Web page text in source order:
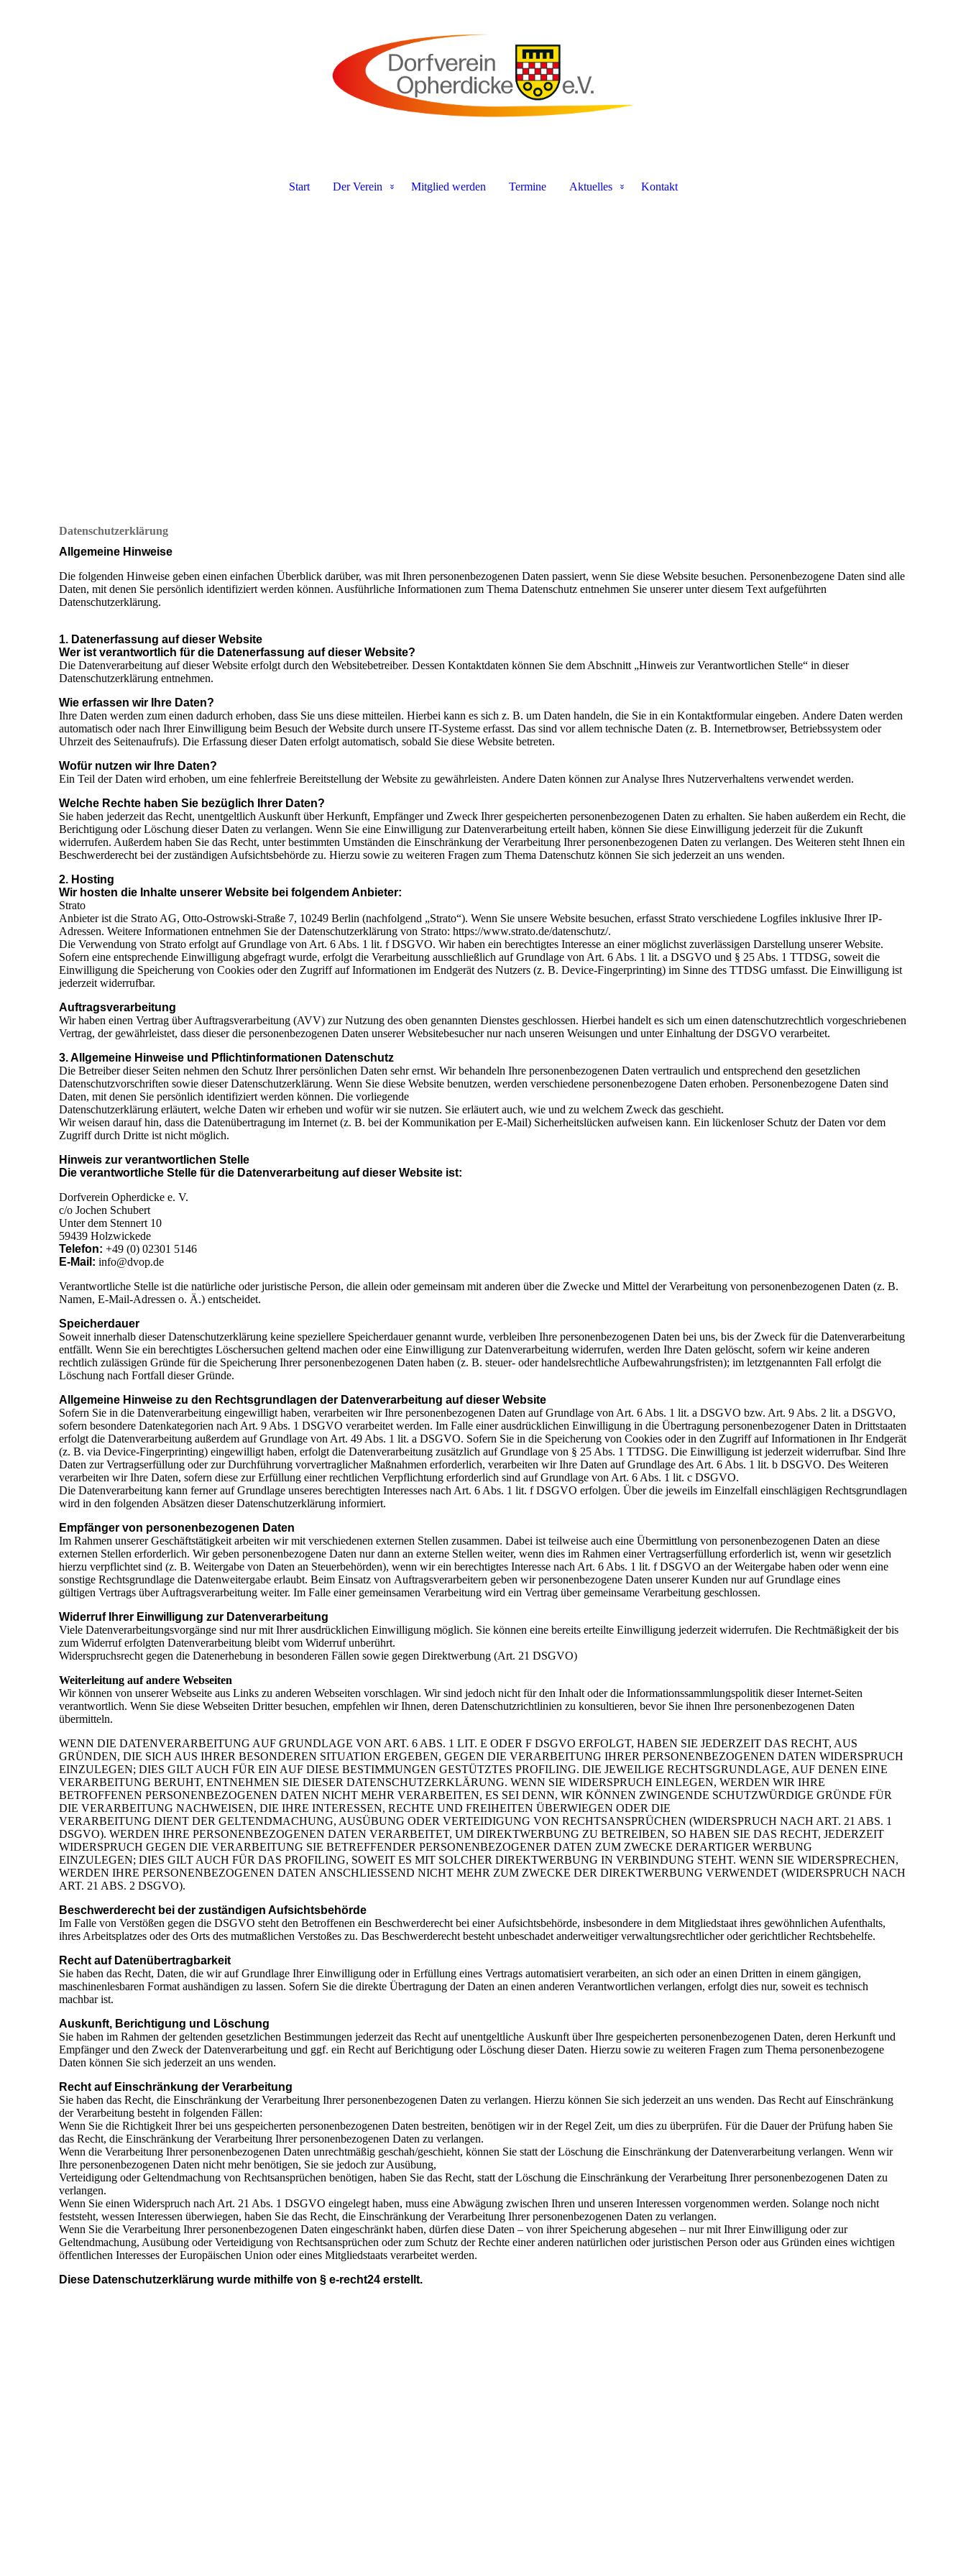
Start Der Verein Mitglied werden Termine Aktuelles Kontakt
Datenschutzerklärung
Allgemeine Hinweise
Die folgenden Hinweise geben einen einfachen Überblick darüber, was mit Ihren personenbezogenen Daten passiert, wenn Sie diese Website besuchen. Personenbezogene Daten sind alle
Daten, mit denen Sie persönlich identifiziert werden können. Ausführliche Informationen zum Thema Datenschutz entnehmen Sie unserer unter diesem Text aufgeführten
Datenschutzerklärung.
1. Datenerfassung auf dieser Website
Wer ist verantwortlich für die Datenerfassung auf dieser Website?
Die Datenverarbeitung auf dieser Website erfolgt durch den Websitebetreiber. Dessen Kontaktdaten können Sie dem Abschnitt „Hinweis zur Verantwortlichen Stelle“ in dieser
Datenschutzerklärung entnehmen.
Wie erfassen wir Ihre Daten?
Ihre Daten werden zum einen dadurch erhoben, dass Sie uns diese mitteilen. Hierbei kann es sich z. B. um Daten handeln, die Sie in ein Kontaktformular eingeben. Andere Daten werden
automatisch oder nach Ihrer Einwilligung beim Besuch der Website durch unsere IT-Systeme erfasst. Das sind vor allem technische Daten (z. B. Internetbrowser, Betriebssystem oder
Uhrzeit des Seitenaufrufs). Die Erfassung dieser Daten erfolgt automatisch, sobald Sie diese Website betreten.
Wofür nutzen wir Ihre Daten?
Ein Teil der Daten wird erhoben, um eine fehlerfreie Bereitstellung der Website zu gewährleisten. Andere Daten können zur Analyse Ihres Nutzerverhaltens verwendet werden.
Welche Rechte haben Sie bezüglich Ihrer Daten?
Sie haben jederzeit das Recht, unentgeltlich Auskunft über Herkunft, Empfänger und Zweck Ihrer gespeicherten personenbezogenen Daten zu erhalten. Sie haben außerdem ein Recht, die
Berichtigung oder Löschung dieser Daten zu verlangen. Wenn Sie eine Einwilligung zur Datenverarbeitung erteilt haben, können Sie diese Einwilligung jederzeit für die Zukunft
widerrufen. Außerdem haben Sie das Recht, unter bestimmten Umständen die Einschränkung der Verarbeitung Ihrer personenbezogenen Daten zu verlangen. Des Weiteren steht Ihnen ein
Beschwerderecht bei der zuständigen Aufsichtsbehörde zu. Hierzu sowie zu weiteren Fragen zum Thema Datenschutz können Sie sich jederzeit an uns wenden.
2. Hosting
Wir hosten die Inhalte unserer Website bei folgendem Anbieter:
Strato
Anbieter ist die Strato AG, Otto-Ostrowski-Straße 7, 10249 Berlin (nachfolgend „Strato“). Wenn Sie unsere Website besuchen, erfasst Strato verschiedene Logfiles inklusive Ihrer IP-
Adressen. Weitere Informationen entnehmen Sie der Datenschutzerklärung von Strato: https://www.strato.de/datenschutz/.
Die Verwendung von Strato erfolgt auf Grundlage von Art. 6 Abs. 1 lit. f DSGVO. Wir haben ein berechtigtes Interesse an einer möglichst zuverlässigen Darstellung unserer Website.
Sofern eine entsprechende Einwilligung abgefragt wurde, erfolgt die Verarbeitung ausschließlich auf Grundlage von Art. 6 Abs. 1 lit. a DSGVO und § 25 Abs. 1 TTDSG, soweit die
Einwilligung die Speicherung von Cookies oder den Zugriff auf Informationen im Endgerät des Nutzers (z. B. Device-Fingerprinting) im Sinne des TTDSG umfasst. Die Einwilligung ist
jederzeit widerrufbar.
Auftragsverarbeitung
Wir haben einen Vertrag über Auftragsverarbeitung (AVV) zur Nutzung des oben genannten Dienstes geschlossen. Hierbei handelt es sich um einen datenschutzrechtlich vorgeschriebenen
Vertrag, der gewährleistet, dass dieser die personenbezogenen Daten unserer Websitebesucher nur nach unseren Weisungen und unter Einhaltung der DSGVO verarbeitet.
3. Allgemeine Hinweise und Pflichtinformationen Datenschutz
Die Betreiber dieser Seiten nehmen den Schutz Ihrer persönlichen Daten sehr ernst. Wir behandeln Ihre personenbezogenen Daten vertraulich und entsprechend den gesetzlichen
Datenschutzvorschriften sowie dieser Datenschutzerklärung. Wenn Sie diese Website benutzen, werden verschiedene personenbezogene Daten erhoben. Personenbezogene Daten sind
Daten, mit denen Sie persönlich identifiziert werden können. Die vorliegende
Datenschutzerklärung erläutert, welche Daten wir erheben und wofür wir sie nutzen. Sie erläutert auch, wie und zu welchem Zweck das geschieht.
Wir weisen darauf hin, dass die Datenübertragung im Internet (z. B. bei der Kommunikation per E-Mail) Sicherheitslücken aufweisen kann. Ein lückenloser Schutz der Daten vor dem
Zugriff durch Dritte ist nicht möglich.
Hinweis zur verantwortlichen Stelle
Die verantwortliche Stelle für die Datenverarbeitung auf dieser Website ist:
Dorfverein Opherdicke e. V.
c/o Jochen Schubert
Unter dem Stennert 10
59439 Holzwickede
Telefon: +49 (0) 02301 5146
E-Mail: info@dvop.de
Verantwortliche Stelle ist die natürliche oder juristische Person, die allein oder gemeinsam mit anderen über die Zwecke und Mittel der Verarbeitung von personenbezogenen Daten (z. B.
Namen, E-Mail-Adressen o. Ä.) entscheidet.
Speicherdauer
Soweit innerhalb dieser Datenschutzerklärung keine speziellere Speicherdauer genannt wurde, verbleiben Ihre personenbezogenen Daten bei uns, bis der Zweck für die Datenverarbeitung
entfällt. Wenn Sie ein berechtigtes Löschersuchen geltend machen oder eine Einwilligung zur Datenverarbeitung widerrufen, werden Ihre Daten gelöscht, sofern wir keine anderen
rechtlich zulässigen Gründe für die Speicherung Ihrer personenbezogenen Daten haben (z. B. steuer- oder handelsrechtliche Aufbewahrungsfristen); im letztgenannten Fall erfolgt die
Löschung nach Fortfall dieser Gründe.
Allgemeine Hinweise zu den Rechtsgrundlagen der Datenverarbeitung auf dieser Website
Sofern Sie in die Datenverarbeitung eingewilligt haben, verarbeiten wir Ihre personenbezogenen Daten auf Grundlage von Art. 6 Abs. 1 lit. a DSGVO bzw. Art. 9 Abs. 2 lit. a DSGVO,
sofern besondere Datenkategorien nach Art. 9 Abs. 1 DSGVO verarbeitet werden. Im Falle einer ausdrücklichen Einwilligung in die Übertragung personenbezogener Daten in Drittstaaten
erfolgt die Datenverarbeitung außerdem auf Grundlage von Art. 49 Abs. 1 lit. a DSGVO. Sofern Sie in die Speicherung von Cookies oder in den Zugriff auf Informationen in Ihr Endgerät
(z. B. via Device-Fingerprinting) eingewilligt haben, erfolgt die Datenverarbeitung zusätzlich auf Grundlage von § 25 Abs. 1 TTDSG. Die Einwilligung ist jederzeit widerrufbar. Sind Ihre
Daten zur Vertragserfüllung oder zur Durchführung vorvertraglicher Maßnahmen erforderlich, verarbeiten wir Ihre Daten auf Grundlage des Art. 6 Abs. 1 lit. b DSGVO. Des Weiteren
verarbeiten wir Ihre Daten, sofern diese zur Erfüllung einer rechtlichen Verpflichtung erforderlich sind auf Grundlage von Art. 6 Abs. 1 lit. c DSGVO.
Die Datenverarbeitung kann ferner auf Grundlage unseres berechtigten Interesses nach Art. 6 Abs. 1 lit. f DSGVO erfolgen. Über die jeweils im Einzelfall einschlägigen Rechtsgrundlagen
wird in den folgenden Absätzen dieser Datenschutzerklärung informiert.
Empfänger von personenbezogenen Daten
Im Rahmen unserer Geschäftstätigkeit arbeiten wir mit verschiedenen externen Stellen zusammen. Dabei ist teilweise auch eine Übermittlung von personenbezogenen Daten an diese
externen Stellen erforderlich. Wir geben personenbezogene Daten nur dann an externe Stellen weiter, wenn dies im Rahmen einer Vertragserfüllung erforderlich ist, wenn wir gesetzlich
hierzu verpflichtet sind (z. B. Weitergabe von Daten an Steuerbehörden), wenn wir ein berechtigtes Interesse nach Art. 6 Abs. 1 lit. f DSGVO an der Weitergabe haben oder wenn eine
sonstige Rechtsgrundlage die Datenweitergabe erlaubt. Beim Einsatz von Auftragsverarbeitern geben wir personenbezogene Daten unserer Kunden nur auf Grundlage eines
gültigen Vertrags über Auftragsverarbeitung weiter. Im Falle einer gemeinsamen Verarbeitung wird ein Vertrag über gemeinsame Verarbeitung geschlossen.
Widerruf Ihrer Einwilligung zur Datenverarbeitung
Viele Datenverarbeitungsvorgänge sind nur mit Ihrer ausdrücklichen Einwilligung möglich. Sie können eine bereits erteilte Einwilligung jederzeit widerrufen. Die Rechtmäßigkeit der bis
zum Widerruf erfolgten Datenverarbeitung bleibt vom Widerruf unberührt.
Widerspruchsrecht gegen die Datenerhebung in besonderen Fällen sowie gegen Direktwerbung (Art. 21 DSGVO)
Weiterleitung auf andere Webseiten
Wir können von unserer Webseite aus Links zu anderen Webseiten vorschlagen. Wir sind jedoch nicht für den Inhalt oder die Informationssammlungspolitik dieser Internet-Seiten
verantwortlich. Wenn Sie diese Webseiten Dritter besuchen, empfehlen wir Ihnen, deren Datenschutzrichtlinien zu konsultieren, bevor Sie ihnen Ihre personenbezogenen Daten
übermitteln.
WENN DIE DATENVERARBEITUNG AUF GRUNDLAGE VON ART. 6 ABS. 1 LIT. E ODER F DSGVO ERFOLGT, HABEN SIE JEDERZEIT DAS RECHT, AUS
GRÜNDEN, DIE SICH AUS IHRER BESONDEREN SITUATION ERGEBEN, GEGEN DIE VERARBEITUNG IHRER PERSONENBEZOGENEN DATEN WIDERSPRUCH
EINZULEGEN; DIES GILT AUCH FÜR EIN AUF DIESE BESTIMMUNGEN GESTÜTZTES PROFILING. DIE JEWEILIGE RECHTSGRUNDLAGE, AUF DENEN EINE
VERARBEITUNG BERUHT, ENTNEHMEN SIE DIESER DATENSCHUTZERKLÄRUNG. WENN SIE WIDERSPRUCH EINLEGEN, WERDEN WIR IHRE
BETROFFENEN PERSONENBEZOGENEN DATEN NICHT MEHR VERARBEITEN, ES SEI DENN, WIR KÖNNEN ZWINGENDE SCHUTZWÜRDIGE GRÜNDE FÜR
DIE VERARBEITUNG NACHWEISEN, DIE IHRE INTERESSEN, RECHTE UND FREIHEITEN ÜBERWIEGEN ODER DIE
VERARBEITUNG DIENT DER GELTENDMACHUNG, AUSÜBUNG ODER VERTEIDIGUNG VON RECHTSANSPRÜCHEN (WIDERSPRUCH NACH ART. 21 ABS. 1
DSGVO). WERDEN IHRE PERSONENBEZOGENEN DATEN VERARBEITET, UM DIREKTWERBUNG ZU BETREIBEN, SO HABEN SIE DAS RECHT, JEDERZEIT
WIDERSPRUCH GEGEN DIE VERARBEITUNG SIE BETREFFENDER PERSONENBEZOGENER DATEN ZUM ZWECKE DERARTIGER WERBUNG
EINZULEGEN; DIES GILT AUCH FÜR DAS PROFILING, SOWEIT ES MIT SOLCHER DIREKTWERBUNG IN VERBINDUNG STEHT. WENN SIE WIDERSPRECHEN,
WERDEN IHRE PERSONENBEZOGENEN DATEN ANSCHLIESSEND NICHT MEHR ZUM ZWECKE DER DIREKTWERBUNG VERWENDET (WIDERSPRUCH NACH
ART. 21 ABS. 2 DSGVO).
Beschwerderecht bei der zuständigen Aufsichtsbehörde
Im Falle von Verstößen gegen die DSGVO steht den Betroffenen ein Beschwerderecht bei einer Aufsichtsbehörde, insbesondere in dem Mitgliedstaat ihres gewöhnlichen Aufenthalts,
ihres Arbeitsplatzes oder des Orts des mutmaßlichen Verstoßes zu. Das Beschwerderecht besteht unbeschadet anderweitiger verwaltungsrechtlicher oder gerichtlicher Rechtsbehelfe.
Recht auf Datenübertragbarkeit
Sie haben das Recht, Daten, die wir auf Grundlage Ihrer Einwilligung oder in Erfüllung eines Vertrags automatisiert verarbeiten, an sich oder an einen Dritten in einem gängigen,
maschinenlesbaren Format aushändigen zu lassen. Sofern Sie die direkte Übertragung der Daten an einen anderen Verantwortlichen verlangen, erfolgt dies nur, soweit es technisch
machbar ist.
Auskunft, Berichtigung und Löschung
Sie haben im Rahmen der geltenden gesetzlichen Bestimmungen jederzeit das Recht auf unentgeltliche Auskunft über Ihre gespeicherten personenbezogenen Daten, deren Herkunft und
Empfänger und den Zweck der Datenverarbeitung und ggf. ein Recht auf Berichtigung oder Löschung dieser Daten. Hierzu sowie zu weiteren Fragen zum Thema personenbezogene
Daten können Sie sich jederzeit an uns wenden.
Recht auf Einschränkung der Verarbeitung
Sie haben das Recht, die Einschränkung der Verarbeitung Ihrer personenbezogenen Daten zu verlangen. Hierzu können Sie sich jederzeit an uns wenden. Das Recht auf Einschränkung
der Verarbeitung besteht in folgenden Fällen:
Wenn Sie die Richtigkeit Ihrer bei uns gespeicherten personenbezogenen Daten bestreiten, benötigen wir in der Regel Zeit, um dies zu überprüfen. Für die Dauer der Prüfung haben Sie
das Recht, die Einschränkung der Verarbeitung Ihrer personenbezogenen Daten zu verlangen.
Wenn die Verarbeitung Ihrer personenbezogenen Daten unrechtmäßig geschah/geschieht, können Sie statt der Löschung die Einschränkung der Datenverarbeitung verlangen. Wenn wir
Ihre personenbezogenen Daten nicht mehr benötigen, Sie sie jedoch zur Ausübung,
Verteidigung oder Geltendmachung von Rechtsansprüchen benötigen, haben Sie das Recht, statt der Löschung die Einschränkung der Verarbeitung Ihrer personenbezogenen Daten zu
verlangen.
Wenn Sie einen Widerspruch nach Art. 21 Abs. 1 DSGVO eingelegt haben, muss eine Abwägung zwischen Ihren und unseren Interessen vorgenommen werden. Solange noch nicht
feststeht, wessen Interessen überwiegen, haben Sie das Recht, die Einschränkung der Verarbeitung Ihrer personenbezogenen Daten zu verlangen.
Wenn Sie die Verarbeitung Ihrer personenbezogenen Daten eingeschränkt haben, dürfen diese Daten – von ihrer Speicherung abgesehen – nur mit Ihrer Einwilligung oder zur
Geltendmachung, Ausübung oder Verteidigung von Rechtsansprüchen oder zum Schutz der Rechte einer anderen natürlichen oder juristischen Person oder aus Gründen eines wichtigen
öffentlichen Interesses der Europäischen Union oder eines Mitgliedstaats verarbeitet werden.
Diese Datenschutzerklärung wurde mithilfe von § e-recht24 erstellt.